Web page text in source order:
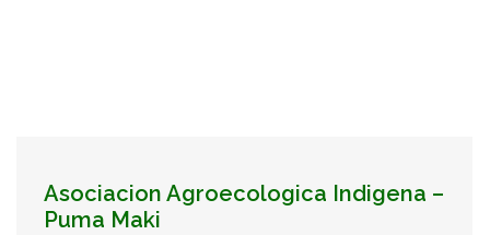
Asociacion Agroecologica Indigena –
Puma Maki